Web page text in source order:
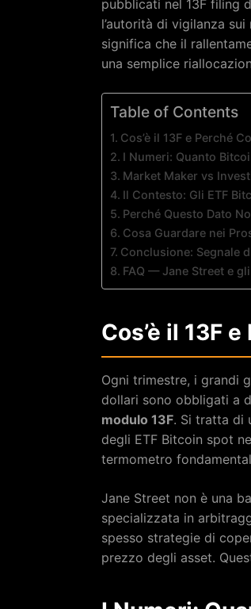
pubblicati nel 13F filing
l’autorità di vigilanza
significa che il
una semplice
Table of Contents
Cos’è il 13F e Perché
I Numeri: Quanto
Market Maker vs
Il Contesto: Gli ETF
Perché Questo Dato
Cosa Guardare nei
Conclusione: Segnale
FAQ — Jane Street e
Cos’è il 13F
Ogni trimestre, i grandi
dollari sono obbligati a
modulo 13F. Si tratta di
degli ETF Bitcoin spot
termometro
Jane Street non è una
specializzata in
spesso strategie di
prezzo degli asset.